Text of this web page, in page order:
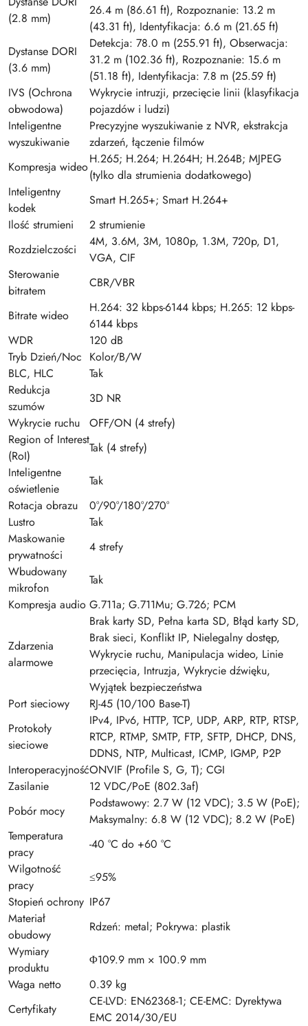
(2.8 mm)
26.4 m (86.61 ft), Rozpoznanie: 13.2 m
(43.31 ft), Identyfikacja: 6.6 m (21.65 ft)
Dystanse DORI
(3.6 mm)
Detekcja: 78.0 m (255.91 ft), Obserwacja:
31.2 m (102.36 ft), Rozpoznanie: 15.6 m
(51.18 ft), Identyfikacja: 7.8 m (25.59 ft)
IVS (Ochrona
obwodowa)
Wykrycie intruzji, przecięcie linii (klasyfikacja
pojazdów i ludzi)
Inteligentne
wyszukiwanie
Precyzyjne wyszukiwanie z NVR, ekstrakcja
zdarzeń, łączenie filmów
Kompresja wideo
H.265; H.264; H.264H; H.264B; MJPEG
(tylko dla strumienia dodatkowego)
Inteligentny
kodek
Smart H.265+; Smart H.264+
Ilość strumieni
2 strumienie
Rozdzielczości
4M, 3.6M, 3M, 1080p, 1.3M, 720p, D1,
VGA, CIF
Sterowanie
bitratem
CBR/VBR
Bitrate wideo
H.264: 32 kbps-6144 kbps; H.265: 12 kbps-
6144 kbps
WDR
120 dB
Tryb Dzień/Noc Kolor/B/W
BLC, HLC
Tak
Redukcja
szumów
3D NR
Wykrycie ruchu
OFF/ON (4 strefy)
Region of Interest
(RoI)
Tak (4 strefy)
Inteligentne
oświetlenie
Tak
Rotacja obrazu
0°/90°/180°/270°
Lustro
Tak
Maskowanie
prywatności
4 strefy
Wbudowany
mikrofon
Tak
Kompresja audio G.711a; G.711Mu; G.726; PCM
Zdarzenia
alarmowe
Brak karty SD, Pełna karta SD, Błąd karty SD,
Brak sieci, Konflikt IP, Nielegalny dostęp,
Wykrycie ruchu, Manipulacja wideo, Linie
przecięcia, Intruzja, Wykrycie dźwięku,
Wyjątek bezpieczeństwa
Port sieciowy
RJ-45 (10/100 Base-T)
Protokoły
sieciowe
IPv4, IPv6, HTTP, TCP, UDP, ARP, RTP, RTSP,
RTCP, RTMP, SMTP, FTP, SFTP, DHCP, DNS,
DDNS, NTP, Multicast, ICMP, IGMP, P2P
InteroperacyjnośćONVIF (Profile S, G, T); CGI
Zasilanie
12 VDC/PoE (802.3af)
Pobór mocy
Podstawowy: 2.7 W (12 VDC); 3.5 W (PoE);
Maksymalny: 6.8 W (12 VDC); 8.2 W (PoE)
Temperatura
pracy
-40 °C do +60 °C
Wilgotność
pracy
≤95%
Stopień ochrony IP67
Materiał
obudowy
Rdzeń: metal; Pokrywa: plastik
Wymiary
produktu
Φ109.9 mm × 100.9 mm
Waga netto
0.39 kg
Certyfikaty
CE-LVD: EN62368-1; CE-EMC: Dyrektywa
EMC 2014/30/EU